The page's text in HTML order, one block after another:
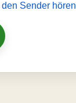
den Sender hören